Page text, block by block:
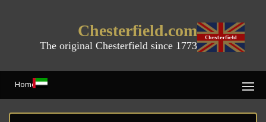
Chesterfield.com
The original Chesterfield since 1773
Home